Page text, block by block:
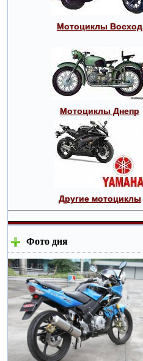
Мотоциклы Восход
Мотоциклы Днепр
Другие мотоциклы
Фото дня